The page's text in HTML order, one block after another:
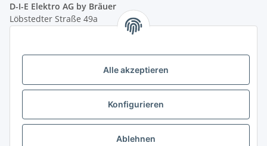
Alle akzeptieren
Konfigurieren
Ablehnen
D-I-E Elektro AG by Bräuer
Löbstedter Straße 49a
( siehe Google-Maps )
Öffnungszeiten:
10.00 - 18.00 Uhr
Ladenpreis versus Internetpreis
Vertrag widerrufen